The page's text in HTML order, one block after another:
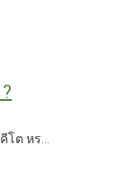
ต หร...